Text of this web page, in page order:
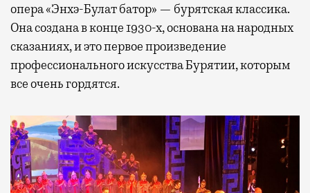
опера «Энхэ-Булат батор» — бурятская классика.
Она создана в конце 1930-х, основана на народных
сказаниях, и это первое произведение
профессионального искусства Бурятии, которым
все очень гордятся.